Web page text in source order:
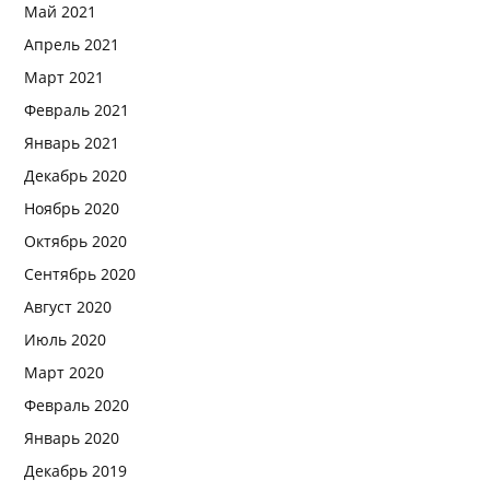
Май 2021
Апрель 2021
Март 2021
Февраль 2021
Январь 2021
Декабрь 2020
Ноябрь 2020
Октябрь 2020
Сентябрь 2020
Август 2020
Июль 2020
Март 2020
Февраль 2020
Январь 2020
Декабрь 2019